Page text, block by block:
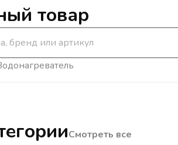
товар
Смотреть все